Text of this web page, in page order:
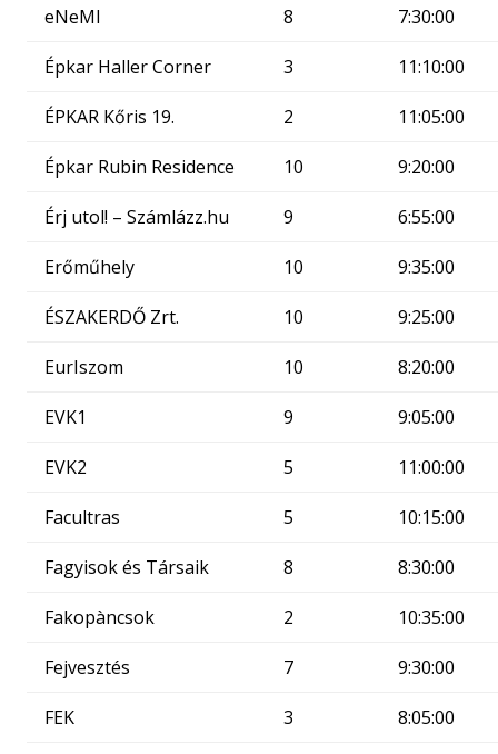
eNeMI 8 7:30:00
Épkar Haller Corner 3 11:10:00
ÉPKAR Kőris 19. 2 11:05:00
Épkar Rubin Residence 10 9:20:00
Érj utol! – Számlázz.hu 9 6:55:00
Erőműhely 10 9:35:00
ÉSZAKERDŐ Zrt. 10 9:25:00
EurIszom 10 8:20:00
EVK1 9 9:05:00
EVK2 5 11:00:00
Facultras 5 10:15:00
Fagyisok és Társaik 8 8:30:00
Fakopàncsok 2 10:35:00
Fejvesztés 7 9:30:00
FEK 3 8:05:00